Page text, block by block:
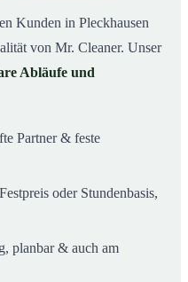
Kunden in Pleckhausen
von Mr. Cleaner. Unser
Abläufe und
Partner & feste
oder Stundenbasis,
planbar & auch am